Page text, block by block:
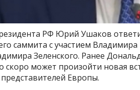
РФ Юрий Ушаков
саммита с участием
Зеленского. Ранее
скоро может произойти новая
Европы.